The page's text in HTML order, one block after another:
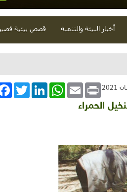
أخبار البيئة والتنمية قصص بيئية
TwitterLinkedInWhatsApp Email Print
الحمراء